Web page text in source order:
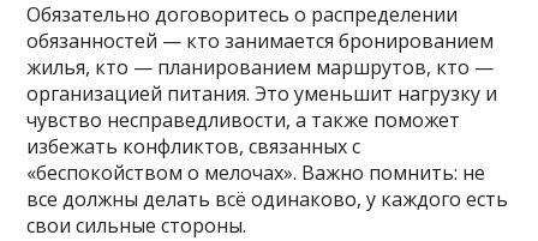
Обязательно договоритесь о распределении
обязанностей — кто занимается бронированием
жилья, кто — планированием маршрутов, кто —
организацией питания. Это уменьшит нагрузку и
чувство несправедливости, а также поможет
избежать конфликтов, связанных с
«беспокойством о мелочах». Важно помнить: не
все должны делать всё одинаково, у каждого есть
свои сильные стороны.